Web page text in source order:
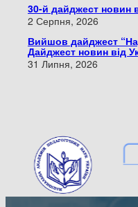
30-й дайджест новин
2 Серпня, 2026
Вийшов дайджест
Дайджест новин від
31 Липня, 2026